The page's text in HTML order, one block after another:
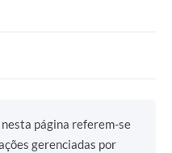
página referem-se
gerenciadas por